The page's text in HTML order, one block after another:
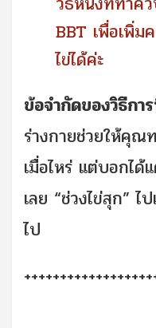
BBT เพื่อเพิ่ม
ไข่ได้ค่ะ
ข้อจำกัดของวิธีกา
ร่างกายช่วยให้คุณ
เมื่อไหร่ แต่บอกไ
เลย “ช่วงไข่สุก”
ไป